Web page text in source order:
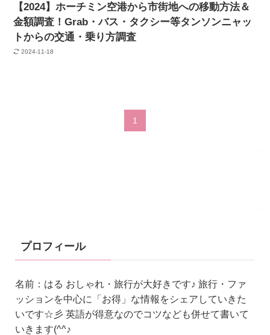
【2024】ホーチミン空港から市街地への移動方法＆
金額調査！Grab・バス・タクシー等タンソンニャッ
トからの交通・乗り方調査
2024-11-18
1
プロフィール
名前：はる おしゃれ・旅行が大好きです♪ 旅行・ファ
ッションを中心に「お得」な情報をシェアしていきた
いです☆彡 英語が得意なのでコツなども併せて書いて
いきます(^^♪